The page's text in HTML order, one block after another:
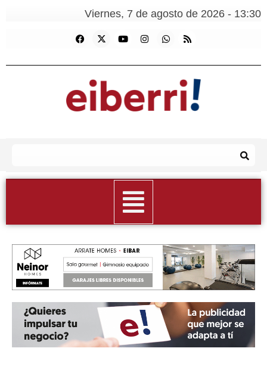
Viernes, 7 de agosto de 2026 - 13:30